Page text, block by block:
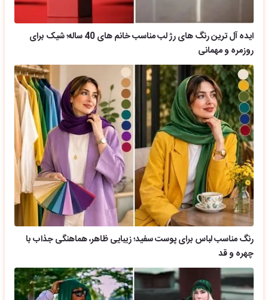
ایده آل ترین رنگ های رژ لب مناسب خانم های 40 ساله؛ شیک برای
روزمره و مهمانی
رنگ مناسب لباس برای پوست سفید؛ زیبایی ظاهر، هماهنگی جذاب با
چهره و قد